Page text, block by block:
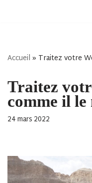
contenu
Accueil » Traitez votre
Traitez
comme il
24 mars 2022